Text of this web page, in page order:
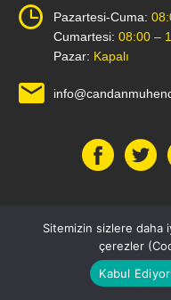
Pazartesi-Cuma:
Cumartesi: 08:00 –
Pazar: Kapalı
© 2021.
Siste-
Sitemizin sizlere daha
çerezler
Kabul